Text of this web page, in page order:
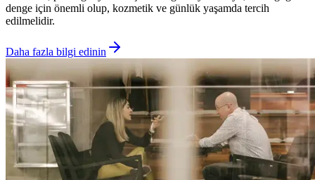
denge için önemli olup, kozmetik ve günlük yaşamda tercih
edilmelidir.
Daha fazla bilgi edinin